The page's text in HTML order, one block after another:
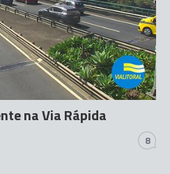
na Via Rápida
8